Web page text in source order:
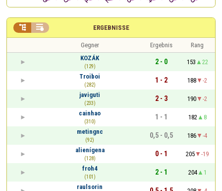
ERGEBNISSE
 
Gegner Ergebnis
Rang
KOZÁK
(129)
2 - 0 153
22
Troiboi
(282)
1 - 2 188
-2
javiguti
(233)
2 - 3 190
-2
cainhao
(310)
1 - 1 182
8
metingnc
(92)
0,5 - 0,5 186
-4
alienígena
(128)
0 - 1 205
-19
froh4
(101)
2 - 1 204
1
raulsorin